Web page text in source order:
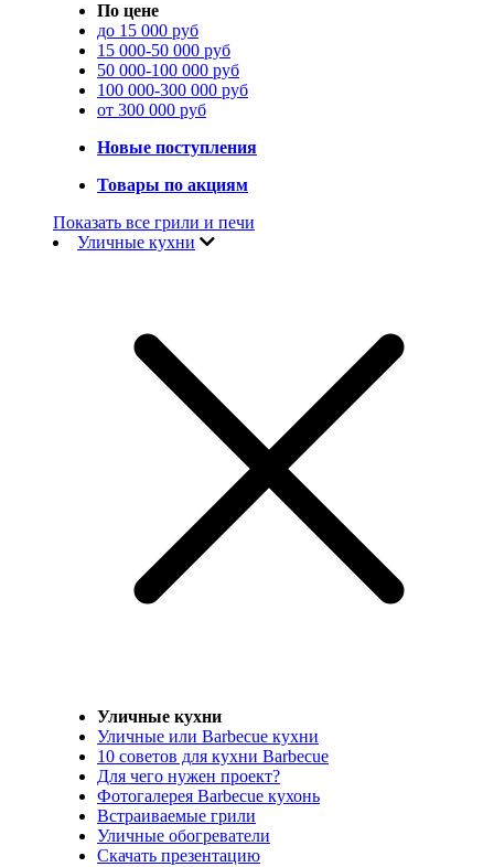
По цене
до 15 000 руб
15 000-50 000 руб
50 000-100 000 руб
100 000-300 000 руб
от 300 000 руб
Новые поступления
Товары по акциям
Показать все грили и печи
Уличные кухни
Уличные кухни
Уличные или Barbecue кухни
10 советов для кухни Barbecue
Для чего нужен проект?
Фотогалерея Barbecue кухонь
Встраиваемые грили
Уличные обогреватели
Скачать презентацию